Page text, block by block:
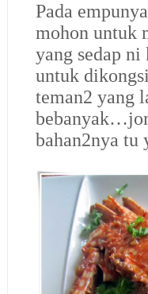
Pada
mohon untuk
yang sedap
untuk
teman2 yang
bahan2nya